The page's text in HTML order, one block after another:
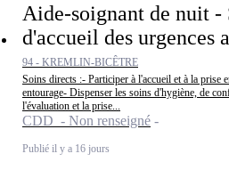
Aide-soignant de nuit -
d'accueil des urgences
94 - KREMLIN-BICÊTRE
Soins directs :- Participer à l'accueil et à la prise
entourage- Dispenser les soins d'hygiène, de
l'évaluation et la prise...
CDD - Non renseigné
Publié il y a 16 jours